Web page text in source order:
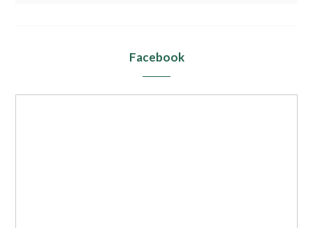
Facebook